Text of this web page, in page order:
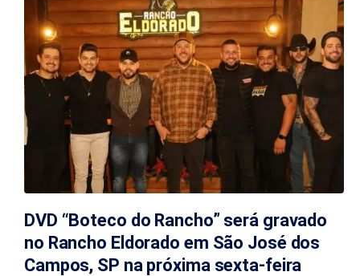
DVD “Boteco do Rancho” será gravado
no Rancho Eldorado em São José dos
Campos, SP na próxima sexta-feira